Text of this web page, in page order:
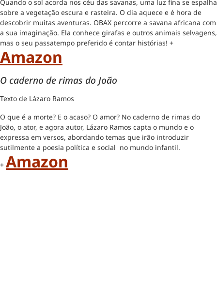
Quando o sol acorda nos céu das savanas, uma luz fina se espalha
sobre a vegetação escura e rasteira. O dia aquece e é hora de
descobrir muitas aventuras. OBAX percorre a savana africana com
a sua imaginação. Ela conhece girafas e outros animais selvagens,
mas o seu passatempo preferido é contar histórias! +
Amazon
O caderno de rimas do João
Texto de Lázaro Ramos
O que é a morte? E o acaso? O amor? No caderno de rimas do
João, o ator, e agora autor, Lázaro Ramos capta o mundo e o
expressa em versos, abordando temas que irão introduzir
sutilmente a poesia política e social no mundo infantil.
+ Amazon